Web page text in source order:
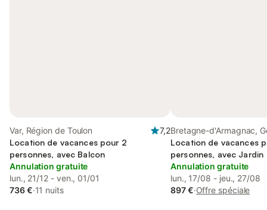
Var, Région de Toulon
7,2
Location de vacances pour 2
personnes, avec Balcon
Annulation gratuite
lun., 21/12 - ven., 01/01
736 €·11 nuits
Bretagne-d'Armagnac,
Location de vacances
personnes, avec Jardin
Annulation gratuite
lun., 17/08 - jeu., 27/08
897 €·Offre spéciale